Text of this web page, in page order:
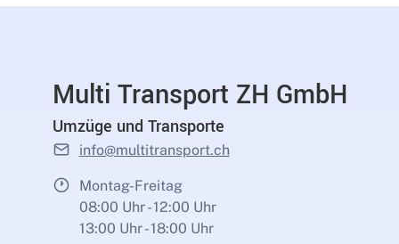
Multi Transport ZH GmbH
Umzüge und Transporte
info@multitransport.ch
Montag-Freitag
08:00 Uhr - 12:00 Uhr
13:00 Uhr - 18:00 Uhr